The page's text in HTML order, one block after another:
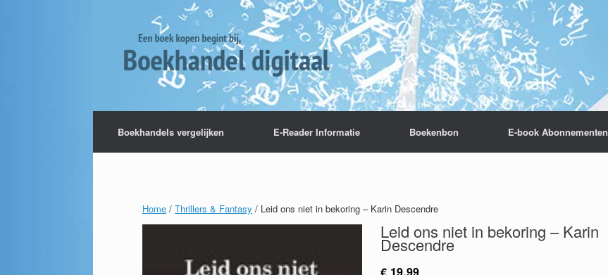
Boekhandels vergelijken E-Reader Informatie Boekenbon E-book Abonnementen
Home / Thrillers & Fantasy / Leid ons niet in bekoring – Karin Descendre
Leid ons niet in bekoring – Karin
Descendre